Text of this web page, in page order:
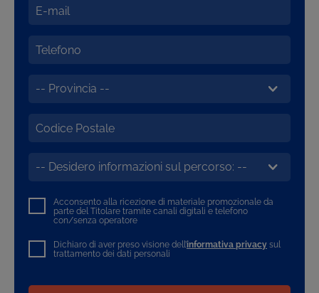
Acconsento alla ricezione di materiale promozionale da
parte del Titolare tramite canali digitali e telefono
con/senza operatore
Dichiaro di aver preso visione dell’informativa privacy sul
trattamento dei dati personali